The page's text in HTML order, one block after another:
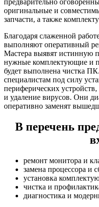
оригинальные и
запчасти, а также
Благодаря слаженной
выполняют оперативный
Мастера выявят истинную
нужные комплектующие и
будет выполнена чистка
специалистам под силу
периферических
и удаление вирусов. Они
оперативно заменят
В перечень
ремонт монитора и
замена процессора и
установка
чистка и
диагностика и